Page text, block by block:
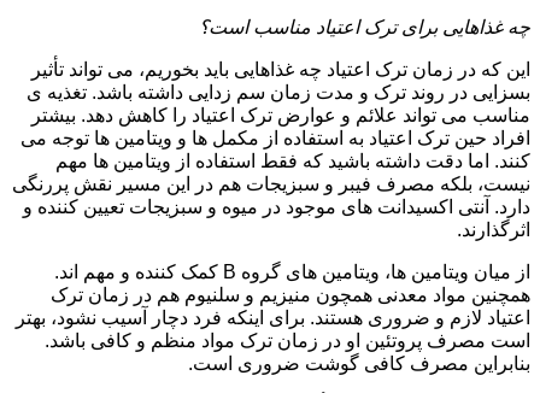
چه غذاهایی برای ترک اعتیاد مناسب است؟
این که در زمان ترک اعتیاد چه غذاهایی باید بخوریم، می تواند تأثیر
بسزایی در روند ترک و مدت زمان سم زدایی داشته باشد. تغذیه ی
مناسب می تواند علائم و عوارض ترک اعتیاد را کاهش دهد. بیشتر
افراد حین ترک اعتیاد به استفاده از مکمل ها و ویتامین ها توجه می
کنند. اما دقت داشته باشید که فقط استفاده از ویتامین ها مهم
نیست، بلکه مصرف فیبر و سبزیجات هم در این مسیر نقش پررنگی
دارد. آنتی اکسیدانت های موجود در میوه و سبزیجات تعیین کننده و
اثرگذارند.
از میان ویتامین ها، ویتامین های گروه B کمک کننده و مهم اند.
همچنین مواد معدنی همچون منیزیم و سلنیوم هم در زمان ترک
اعتیاد لازم و ضروری هستند. برای اینکه فرد دچار آسیب نشود، بهتر
است مصرف پروتئین او در زمان ترک مواد منظم و کافی باشد.
بنابراین مصرف کافی گوشت ضروری است.